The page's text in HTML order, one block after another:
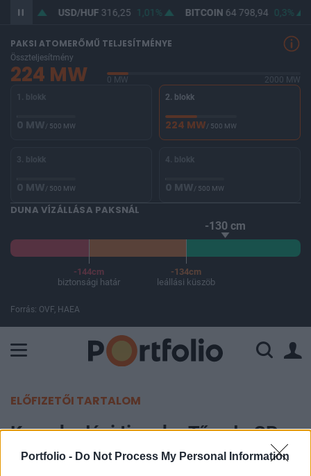
Portfolio - Do Not Process My Personal Information
0,79% USD/HUF316,25 1,01% BITCOIN64 798,94 0,3%
PAKSI ATOMERŐMŰ TELJESÍTMÉNYE
Összteljesítmény
224 MW 0 MW
2000 MW
1. blokk
0 MW/ 500 MW
2. blokk
224 MW/ 500 MW
3. blokk
0 MW/ 500 MW
4. blokk
0 MW/ 500 MW
DUNA VÍZÁLLÁSA PAKSNÁL
-130 cm
-144cm
biztonsági határ
-134cm
leállási küszöb
Forrás: OVF, HAEA
ELŐFIZETŐI TARTALOM
Kereskedési tippek - Tőzsde GP
(Equilor)